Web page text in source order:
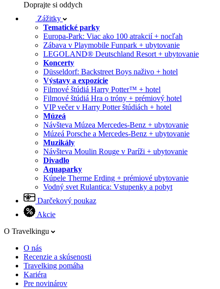
Doprajte si oddych
Zážitky
Tematické parky
Europa-Park: Viac ako 100 atrakcií + nocľah
Zábava v Playmobile Funpark + ubytovanie
LEGOLAND® Deutschland Resort + ubytovanie
Koncerty
Düsseldorf: Backstreet Boys naživo + hotel
Výstavy a expozície
Filmové štúdiá Harry Potter™ + hotel
Filmové štúdiá Hra o tróny + prémiový hotel
VIP večer v Harry Potter štúdiách + hotel
Múzeá
Návšteva Múzea Mercedes-Benz + ubytovanie
Múzeá Porsche a Mercedes-Benz + ubytovanie
Muzikály
Návšteva Moulin Rouge v Paríži + ubytovanie
Divadlo
Aquaparky
Kúpele Therme Erding + prémiové ubytovanie
Vodný svet Rulantica: Vstupenky a pobyt
Darčekový poukaz
Akcie
O Travelkingu
O nás
Recenzie a skúsenosti
Travelking pomáha
Kariéra
Pre novinárov